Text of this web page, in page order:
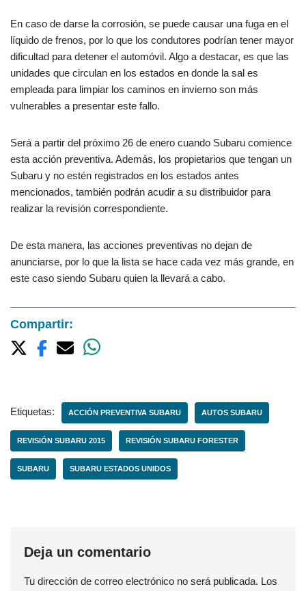
En caso de darse la corrosión, se puede causar una fuga en el
líquido de frenos, por lo que los condutores podrían tener mayor
dificultad para detener el automóvil. Algo a destacar, es que las
unidades que circulan en los estados en donde la sal es
empleada para limpiar los caminos en invierno son más
vulnerables a presentar este fallo.
Será a partir del próximo 26 de enero cuando Subaru comience
esta acción preventiva. Además, los propietarios que tengan un
Subaru y no estén registrados en los estados antes
mencionados, también podrán acudir a su distribuidor para
realizar la revisión correspondiente.
De esta manera, las acciones preventivas no dejan de
anunciarse, por lo que la lista se hace cada vez más grande, en
este caso siendo Subaru quien la llevará a cabo.
Compartir:
Etiquetas: ACCIÓN PREVENTIVA SUBARU AUTOS SUBARU
REVISIÓN SUBARU 2015 REVISIÓN SUBARU FORESTER
SUBARU SUBARU ESTADOS UNIDOS
Deja un comentario
Tu dirección de correo electrónico no será publicada. Los